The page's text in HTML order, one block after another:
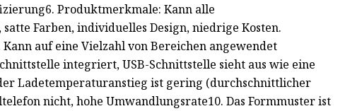
Produktmerkmale: Kann alle
Farben, individuelles Design, niedrige Kosten.
auf eine Vielzahl von Bereichen angewendet
integriert, USB-Schnittstelle sieht aus wie eine
Ladetemperaturanstieg ist gering (durchschnittlicher
nicht, hohe Umwandlungsrate10. Das Formmuster ist